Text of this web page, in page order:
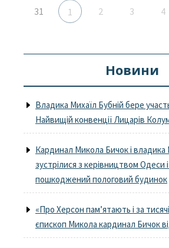
31 1 2 3 4
Новини
Владика Михаїл Бубній бере
Найвищій конвенції Лицарів
Кардинал Микола Бичок і владика
зустрілися з керівництвом Одеси
пошкоджений пологовий будинок
«Про Херсон пам’ятають і за
єпископ Микола кардинал Бичок